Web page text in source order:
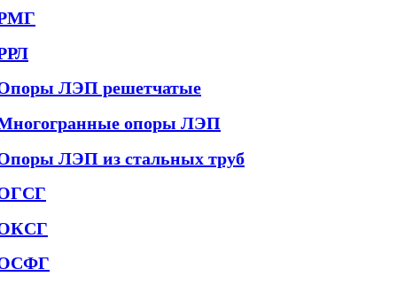
ЛЭП решетчатые
опоры ЛЭП
ЛЭП из стальных труб